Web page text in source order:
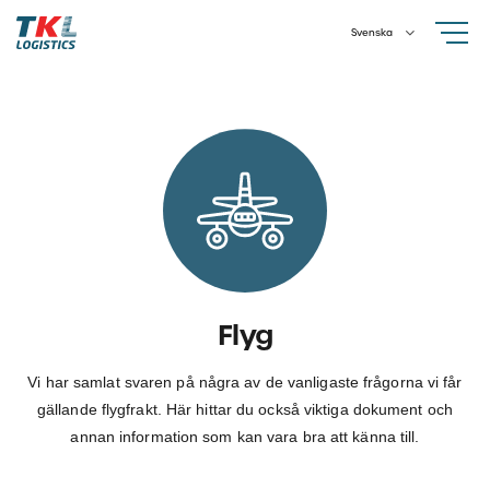
Skip
to
Svenska
Flyg
Vi har samlat svaren på några av de vanligaste frågorna vi får
gällande flygfrakt. Här hittar du också viktiga dokument och
annan information som kan vara bra att känna till.